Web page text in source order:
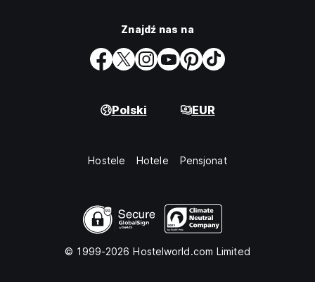
Znajdź nas na
Polski EUR
Hostele Hotele Pensjonat
© 1999-2026 Hostelworld.com Limited